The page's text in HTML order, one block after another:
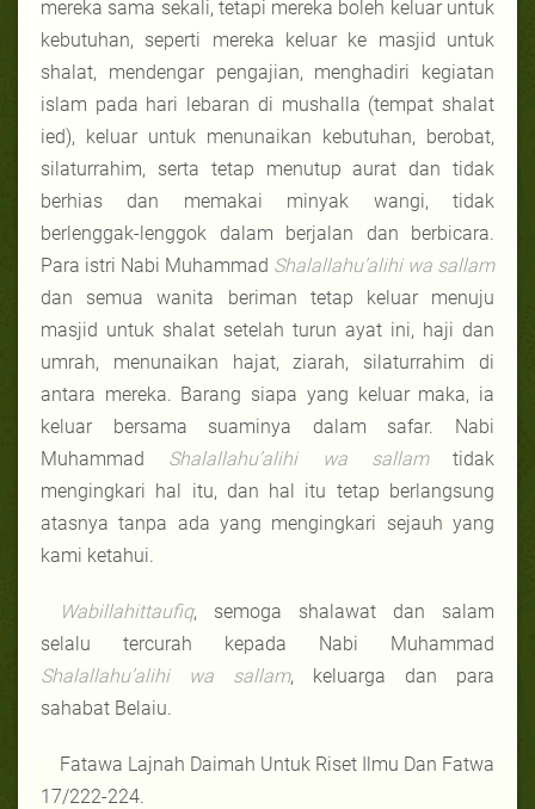
mereka sama sekali, tetapi mereka boleh keluar untuk
kebutuhan, seperti mereka keluar ke masjid untuk
shalat, mendengar pengajian, menghadiri kegiatan
islam pada hari lebaran di mushalla (tempat shalat
ied), keluar untuk menunaikan kebutuhan, berobat,
silaturrahim, serta tetap menutup aurat dan tidak
berhias dan memakai minyak wangi, tidak
berlenggak-lenggok dalam berjalan dan berbicara.
Para istri Nabi Muhammad Shalallahu’alihi wa sallam
dan semua wanita beriman tetap keluar menuju
masjid untuk shalat setelah turun ayat ini, haji dan
umrah, menunaikan hajat, ziarah, silaturrahim di
antara mereka. Barang siapa yang keluar maka, ia
keluar bersama suaminya dalam safar. Nabi
Muhammad Shalallahu’alihi wa sallamtidak
mengingkari hal itu, dan hal itu tetap berlangsung
atasnya tanpa ada yang mengingkari sejauh yang
kami ketahui.
Wabillahittaufiq, semoga shalawat dan salam
selalu tercurah kepada Nabi Muhammad
Shalallahu’alihi wa sallam, keluarga dan para
sahabat Belaiu.
Fatawa Lajnah Daimah Untuk Riset Ilmu Dan Fatwa
17/222-224.